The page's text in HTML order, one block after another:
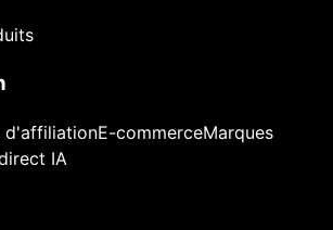
d'affiliationE-commerceMarques
IA